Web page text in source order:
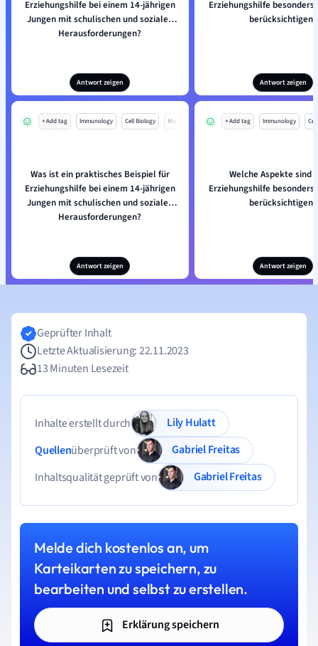
Erziehungshilfe bei einem 14-jährigen
Jungen mit schulischen und sozialen
Herausforderungen?
Antwort zeigen
Erziehungshilfe
berücksichtigen?
Antwort zeigen
+ Add tag Immunology Cell Biology Mo
Was ist ein praktisches Beispiel für
Erziehungshilfe bei einem 14-jährigen
Jungen mit schulischen und sozialen
Herausforderungen?
Antwort zeigen
+ Add tag Immunology
Welche Aspekte sind
Erziehungshilfe
berücksichtigen?
Antwort zeigen
Geprüfter Inhalt
Letzte Aktualisierung: 22.11.2023
13 Minuten Lesezeit
Inhalte erstellt durch
Lily Hulatt
Quellenüberprüft von
Gabriel Freitas
Inhaltsqualität geprüft von
Gabriel Freitas
Melde dich kostenlos an, um
Karteikarten zu speichern, zu
bearbeiten und selbst zu erstellen.
Erklärung speichern